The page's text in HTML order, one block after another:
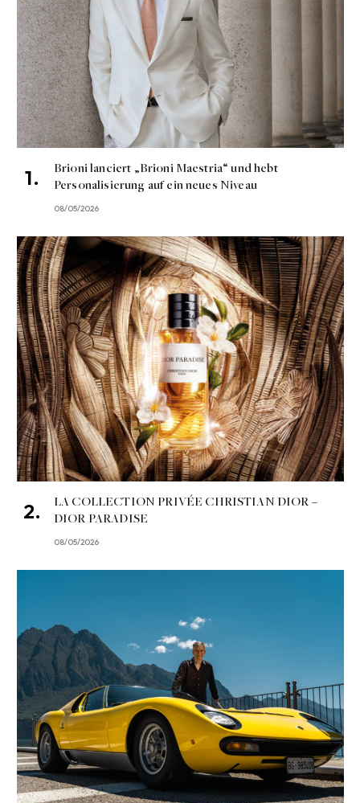
Brioni lanciert „Brioni Maestria“ und hebt
Personalisierung auf ein neues Niveau
08/05/2026
LA COLLECTION PRIVÉE CHRISTIAN DIOR –
DIOR PARADISE
08/05/2026